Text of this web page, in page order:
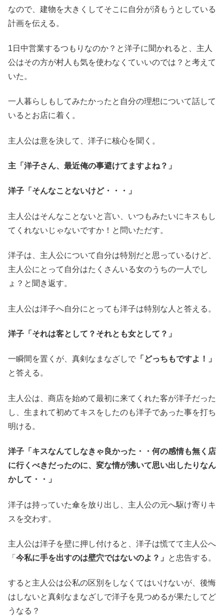
なので、建物を大きくしてそこに自分が済もうとしている
計画を伝える。
1日中営業するつもりなのか？と洋子に聞かれると、主人
公はその方が村人も気を使わなくていいのでは？と考えて
いた。
一人暮らしもしてみたかったと自分の理想について話して
いるとお店に着く。
主人公は意を決して、洋子に核心を聞く。
主「洋子さん、最近俺の事避けてますよね？」
洋子「そんなことないけど・・・」
主人公はそんなことないと言い、いつもみたいにキスもし
てくれないじゃないですか！と問いただす。
洋子は、主人公について自分は特別だと思っているけど、
主人公にとって自分はたくさんいる女のうちの一人でし
ょ？と聞き返す。
主人公は洋子へ自分にとっても洋子は特別な人と答える。
洋子「それは客として？それとも女として？」
一瞬間を置くが、真剣なまなざしで 「どっちもですよ！」
と答える。
主人公は、商店を始めて最初に来てくれた客が洋子だった
し、生まれて初めてキスをしたのも洋子であった事を打ち
明ける。
洋子「キスなんてしなきゃ良かった・・何の感情も無く店
に行くべきだったのに、変な情が沸いて思い出したりなん
かして・・」
洋子は持っていた傘を放り出し、主人公の元へ駆け寄りキ
スを交わす。
主人公は洋子を壁に押し付けると、洋子は慌てて主人公へ
「 今私に手を出すのは壁穴ではないのよ？」 と忠告する。
すると主人公は公私の区別をしなくてはいけないが、後悔
はしないと真剣なまなざしで洋子を見つめるが果たしてど
うなる？